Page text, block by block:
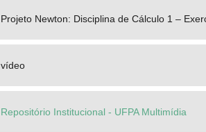
Projeto Newton: Disciplina de Cálculo 1 –
vídeo
Repositório Institucional - UFPA Multimídia